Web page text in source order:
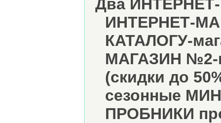
Два
ИНТЕРНЕТ-
КАТАЛОГУ-
МАГАЗИН №2-
(скидки до
сезонные
ПРОБНИКИ